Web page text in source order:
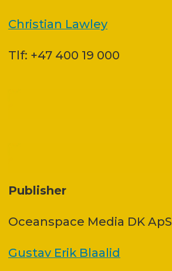
Christian Lawley
Tlf: +47 400 19 000
Publisher
Oceanspace Media DK ApS
Gustav Erik Blaalid